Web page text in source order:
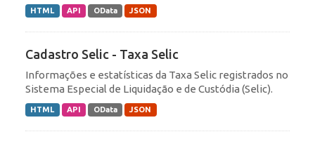
HTML API OData JSON
Cadastro Selic - Taxa Selic
Informações e estatísticas da Taxa Selic registrados no
Sistema Especial de Liquidação e de Custódia (Selic).
HTML API OData JSON